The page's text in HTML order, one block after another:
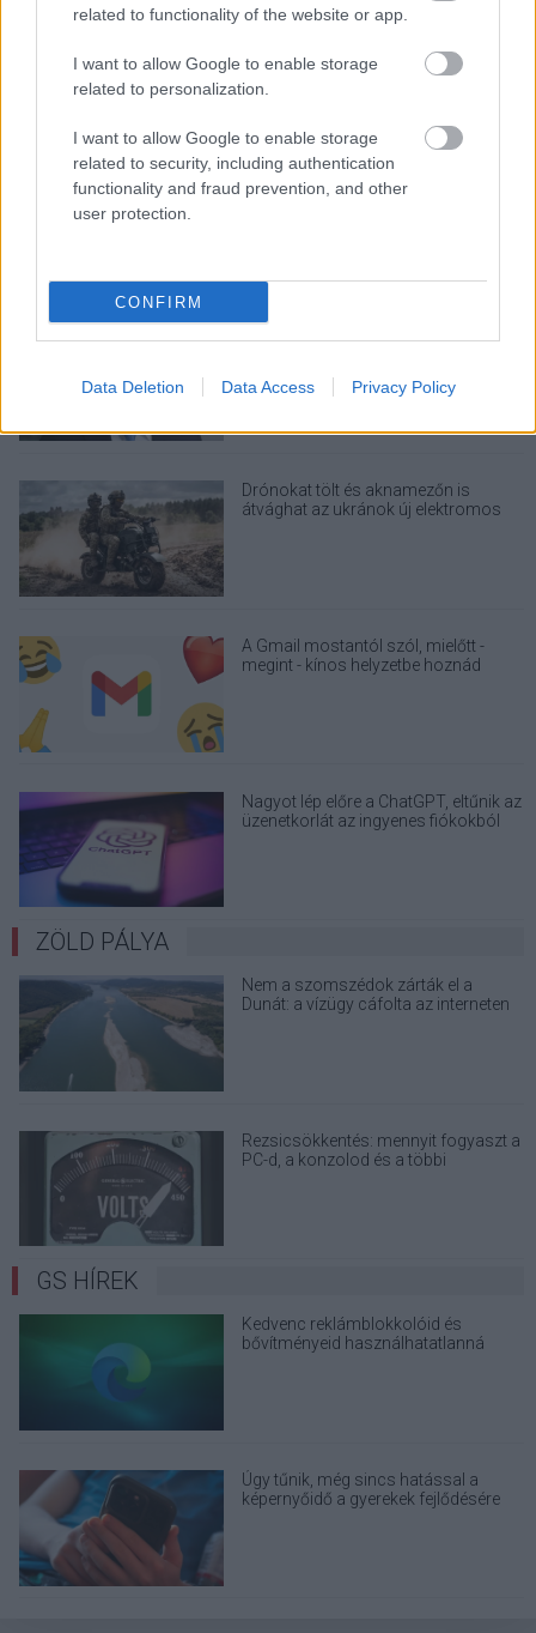
related to functionality of the website or app.
I want to allow Google to enable storage
related to personalization.
I want to allow Google to enable storage
related to security, including authentication
functionality and fraud prevention, and other
user protection.
CONFIRM
Data Deletion Data Access Privacy Policy
Napelem sem kell hozzá: ez a
takarékos otthonok következő nagy
dobása
Egy idős házaspár 8 milliárd forintért
sem vált meg a család farmjától,
Drónokat tölt és aknamezőn is
átvághat az ukránok új elektromos
A Gmail mostantól szól, mielőtt -
megint - kínos helyzetbe hoznád
Nagyot lép előre a ChatGPT, eltűnik az
üzenetkorlát az ingyenes fiókokból
ZÖLD PÁLYA
Nem a szomszédok zárták el a
Dunát: a vízügy cáfolta az interneten
Rezsicsökkentés: mennyit fogyaszt a
PC-d, a konzolod és a többi
GS HÍREK
Kedvenc reklámblokkolóid és
bővítményeid használhatatlanná
Úgy tűnik, még sincs hatással a
képernyőidő a gyerekek fejlődésére